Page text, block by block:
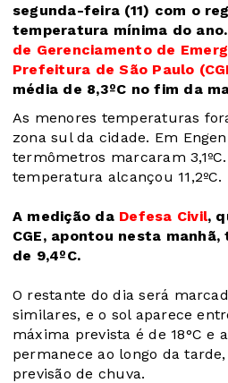
segunda-feira (11) com o
temperatura mínima do
de Gerenciamento de
Prefeitura de São Paulo
média de 8,3ºC no fim da
As menores temperaturas
zona sul da cidade. Em
termômetros marcaram
temperatura alcançou 11,2ºC.
A medição da Defesa Civil,
CGE, apontou nesta
de 9,4ºC.
O restante do dia será
similares, e o sol aparece
máxima prevista é de 18°C e
permanece ao longo da
previsão de chuva.